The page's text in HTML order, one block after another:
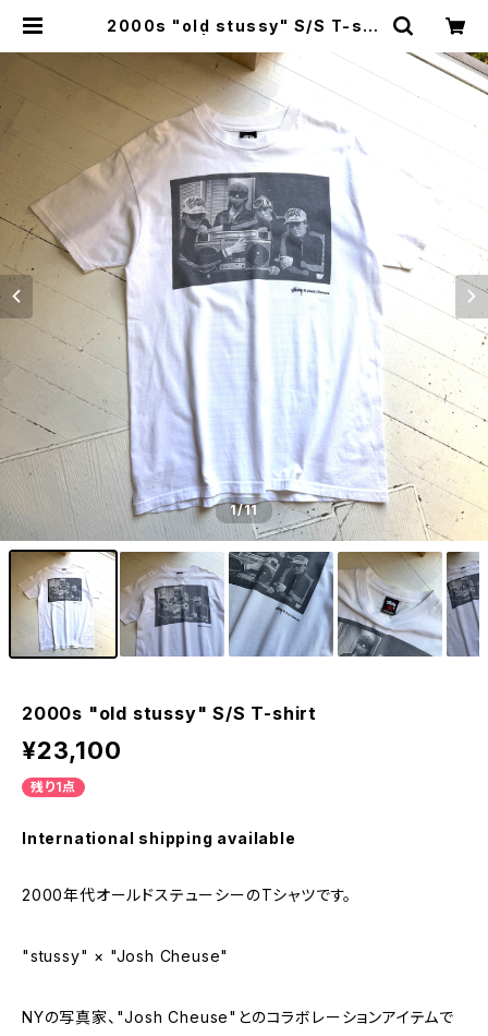
2000s "old stussy" S/S T-shi
1/11
2000s "old stussy" S/S T-shirt
¥23,100
残り1点
International shipping available
2000年代オールドステューシーのTシャツです。
"stussy" × "Josh Cheuse"
NYの写真家、"Josh Cheuse"とのコラボレーションアイテムで